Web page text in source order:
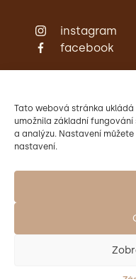
Tato webová stránka
umožnila základní
a analýzu. Nastavení
nastavení.
instagram
facebook
Svatby
Konference
Aktivity
Kontakty
je Mendelova